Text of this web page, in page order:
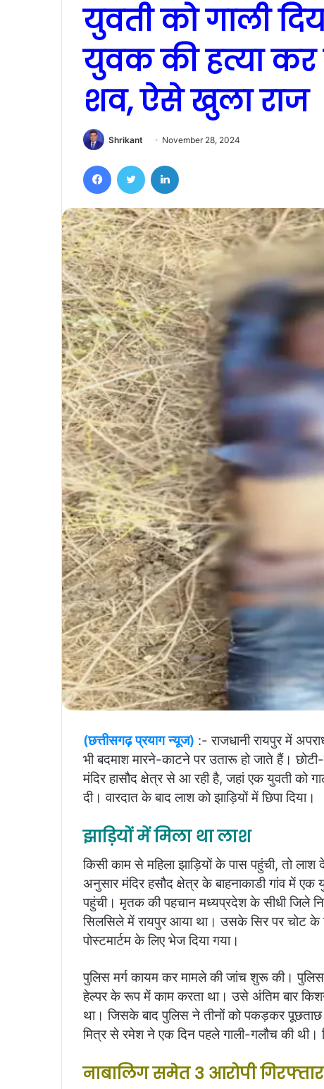
युवती को गाली
युवक की हत्या कर
शव, ऐसे खुला राज
Shrikant November 28, 2024
(छत्तीसगढ़ प्रयाग न्यूज) :- राजधानी रायपुर में
भी बदमाश मारने-काटने पर उतारू हो जाते हैं।
मंदिर हासौद क्षेत्र से आ रही है, जहां एक युवती को
दी। वारदात के बाद लाश को झाड़ियों में छिपा दिया।
झाड़ियों में मिला था लाश
किसी काम से महिला झाड़ियों के पास पहुंची, तो
अनुसार मंदिर हसौद क्षेत्र के बाहनाकाडी गांव में
पहुंची। मृतक की पहचान मध्यप्रदेश के सीधी जिले
सिलसिले में रायपुर आया था। उसके सिर पर चोट के
पोस्टमार्टम के लिए भेज दिया गया।
पुलिस मर्ग कायम कर मामले की जांच शुरू की।
हेल्पर के रूप में काम करता था। उसे अंतिम बार
था। जिसके बाद पुलिस ने तीनों को पकड़कर पूछताछ
मित्र से रमेश ने एक दिन पहले गाली-गलौच की थी।
नाबालिग समेत 3 आरोपी गिरफ्तार